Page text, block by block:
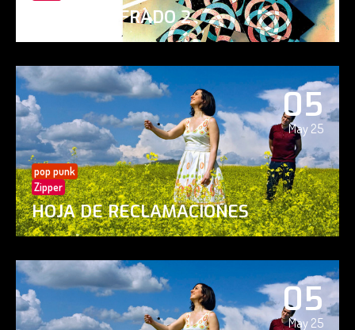
PAISAJE CIFRADO 2
05
May 25
pop punk
Zipper
HOJA DE RECLAMACIONES
05
May 25